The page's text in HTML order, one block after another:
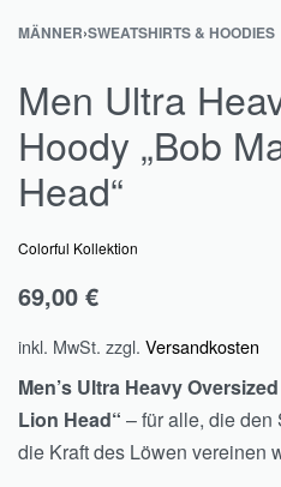
MÄNNER›SWEATSHIRTS & HOODIES
Men Ultra
Hoody „Bob
Head“
Colorful Kollektion
69,00 €
inkl. MwSt. zzgl. Versandkosten
Men’s Ultra Heavy
Lion Head“ – für alle, die den
die Kraft des Löwen vereinen